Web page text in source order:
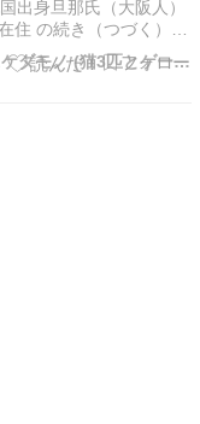
出身旦那氏（大阪人）
住 の続き（つづく）第
(猫3匹とゲーマーのもふもふ生活漫画絵日…